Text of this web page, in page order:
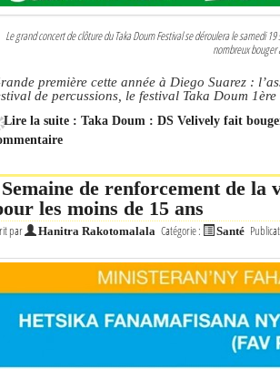
Le grand concert de clôture du Taka Doum Festival se déroulera le samedi
nombreux bouger
première cette année à Diego Suarez :
de percussions, le festival Taka Doum
Lire la suite : Taka Doum : DS Velively fait
Semaine de renforcement de
les moins de 15 ans
par Hanitra Rakotomalala Catégorie : Santé